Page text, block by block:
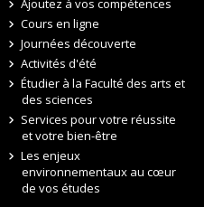
Ajoutez à vos compétences
Cours en ligne
Journées découverte
Activités d'été
Étudier à la Faculté des arts et
des sciences
Services pour votre réussite
et votre bien-être
Les enjeux
environnementaux au cœur
de vos études